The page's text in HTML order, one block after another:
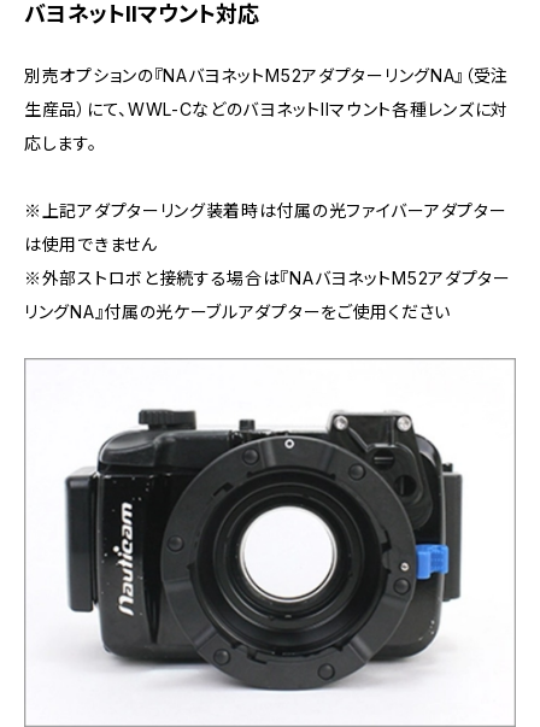
バヨネットIIマウント対応
別売オプションの『NAバヨネットM52アダプターリングNA』（受注
生産品）にて、WWL-CなどのバヨネットIIマウント各種レンズに対
応します。
※上記アダプターリング装着時は付属の光ファイバーアダプター
は使用できません
※外部ストロボと接続する場合は『NAバヨネットM52アダプター
リングNA』付属の光ケーブルアダプターをご使用ください